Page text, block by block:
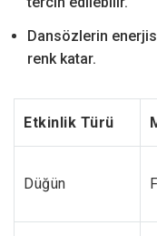
Dansözlerin
renk katar.
Etkinlik Türü
Düğün